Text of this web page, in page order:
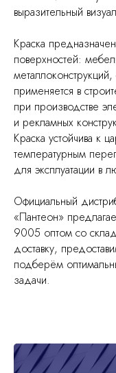
выразительный
Краска
поверхностей:
применяется в
при производстве
и рекламных
Краска устойчива к
температурным
для эксплуатации в
Официальный
«Пантеон»
9005 оптом со
доставку,
подберём
задачи.